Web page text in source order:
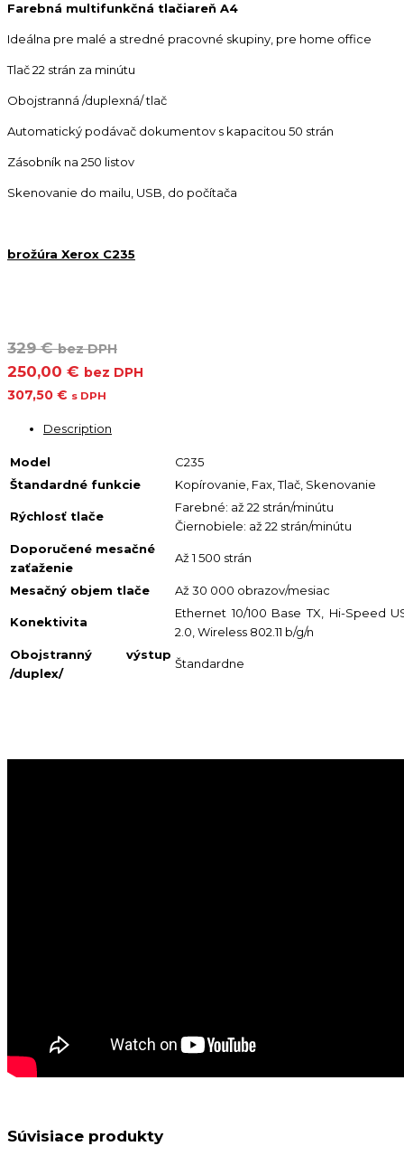
Farebná multifunkčná tlačiareň A4
Ideálna pre malé a stredné pracovné skupiny, pre home office
Tlač 22 strán za minútu
Obojstranná /duplexná/ tlač
Automatický podávač dokumentov s kapacitou 50 strán
Zásobník na 250 listov
Skenovanie do mailu, USB, do počítača
brožúra Xerox C235
329 €bez DPH
250,00 € bez DPH
307,50 € s DPH
Description
Model
C235
Štandardné funkcie
Kopírovanie, Fax, Tlač, Skenovanie
Rýchlosť tlače
Farebné: až 22 strán/minútu
Čiernobiele: až 22 strán/minútu
Doporučené mesačné
zaťaženie
Až1 500 strán
Mesačný objem tlače Až 30 000 obrazov/mesiac
Konektivita
Ethernet 10/100 Base TX, Hi-Speed
2.0, Wireless 802.11 b/g/n
Obojstranný výstup
/duplex/
Štandardne
Súvisiace produkty